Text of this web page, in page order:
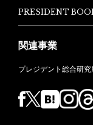
PRESIDENT
関連事業
プレジデント総合研究